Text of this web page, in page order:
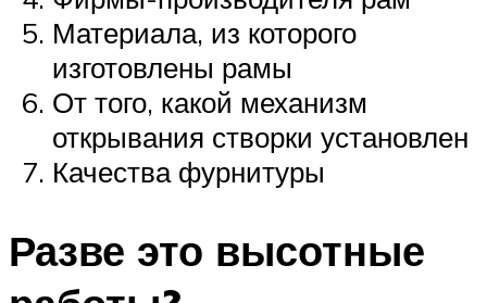
Материала, из которого
изготовлены рамы
От того, какой механизм
открывания створки установлен
Качества фурнитуры
Разве это высотные